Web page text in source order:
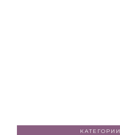
КАТЕГОРИИ